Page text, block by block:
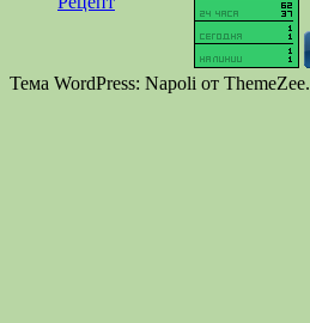
Тема WordPress: Napoli от ThemeZee.